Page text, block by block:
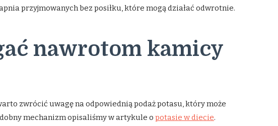
przyjmowanych bez posiłku, które mogą działać odwrotnie.
nawrotom kamicy
zwrócić uwagę na odpowiednią podaż potasu, który może
mechanizm opisaliśmy w artykule o potasie w diecie.